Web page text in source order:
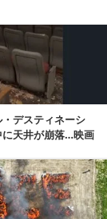
・デスティネーシ
に天井が崩落…映画